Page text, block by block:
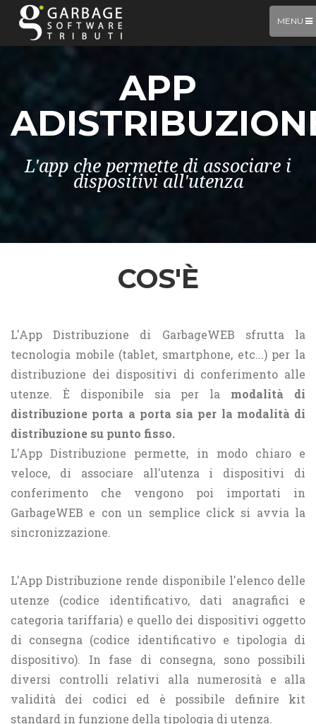
TOGGLE
MENU
APP
L'app che permette di associare i
dispositivi all'utenza
COS'È
L'App Distribuzione di GarbageWEB sfrutta la
tecnologia mobile (tablet, smartphone, etc...) per la
distribuzione dei dispositivi di conferimento alle
utenze. È disponibile sia per la modalità di
distribuzione porta a porta sia per la modalità di
distribuzione su punto fisso.
L'App Distribuzione permette, in modo chiaro e
veloce, di associare all'utenza i dispositivi di
conferimento che vengono poi importati in
GarbageWEB e con un semplice click si avvia la
sincronizzazione.
L'App Distribuzione rende disponibile l'elenco delle
utenze (codice identificativo, dati anagrafici e
categoria tariffaria) e quello dei dispositivi oggetto
di consegna (codice identificativo e tipologia di
dispositivo). In fase di consegna, sono possibili
diversi controlli relativi alla numerosità e alla
validità dei codici ed è possibile definire kit
standard in funzione della tipologia di utenza.